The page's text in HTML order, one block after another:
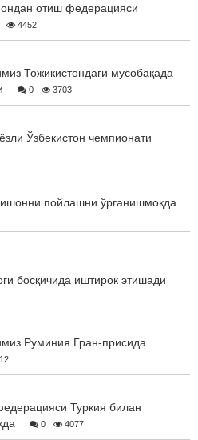
отиш федерацияси
4452
Тожикистондаги мусобақада
0 3703
Ўзбекистон чемпионати
пойлашни ўрганишмоқда
босқичида иштирок этишади
Руминия Гран-присида
Туркия билан
0 4077